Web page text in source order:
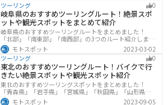
ツーリング 0
岐阜県のおすすめツーリングルート！絶景スポ
ットや観光スポットをまとめて紹介
岐阜県のおすすめツーリングルートをまとめました！
「北部」「南東部」「南西部」の3つのルート紹介しま
す。自然豊かな山が充実しており、山を生かした施設や
グルメ、絶景スポットなど、自然を満喫するツーリング
ができます。バイクで岐阜県にツーリングに行く際は参
考にしてください。
モトスポット
2023-03-02
ツーリング
0
東北のおすすめツーリングルート！バイクで行
きたい絶景スポットや観光スポット紹介
東北のおすすめツーリングスポットをまとめました！
「青森県」「岩手県」「宮城県」「秋田県」「山形県」
「福島県」の各県の観光地紹介します。自然豊かな山々
モトスポット 2023-09-05